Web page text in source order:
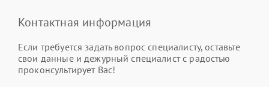
Контактная информация
Если требуется задать вопрос специалисту, оставьте
свои данные и дежурный специалист с радостью
проконсультирует Вас!